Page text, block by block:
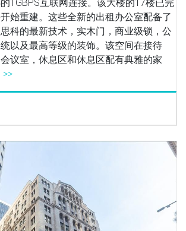
1GBPS互联网连接。该大楼的17楼已完
始重建。这些全新的出租办公室配备了
科的最新技术，实木门，商业级锁，公
以及最高等级的装饰。该空间在接待
议室，休息区和休息区配有典雅的家